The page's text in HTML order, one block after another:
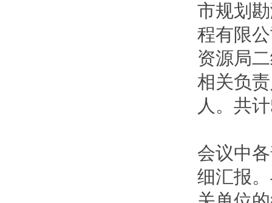
市规划
程有限
资源局
相关负
人。共
会议中
细汇报